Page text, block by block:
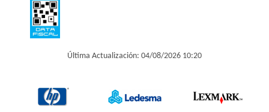
Última Actualización: 04/08/2026 10:20